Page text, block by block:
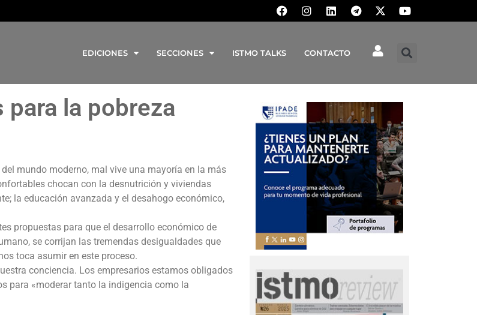
EDICIONES SECCIONES ISTMO TALKS CONTACTO
la pobreza
mundo moderno, mal vive una mayoría en la más
chocan con la desnutrición y viviendas
la educación avanzada y el desahogo económico,
propuestas para que el desarrollo económico de
se corrijan las tremendas desigualdades que
toca asumir en este proceso.
conciencia. Los empresarios estamos obligados
para «moderar tanto la indigencia como la